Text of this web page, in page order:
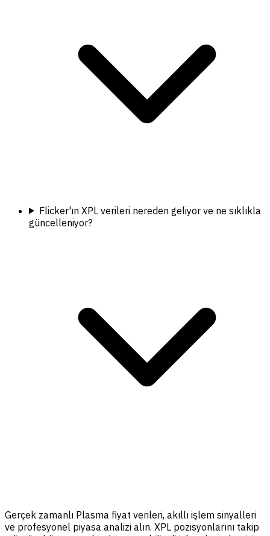
Flicker'ın XPL verileri nereden geliyor ve ne sıklıkla
güncelleniyor?
Gerçek zamanlı Plasma fiyat verileri, akıllı işlem sinyalleri
ve profesyonel piyasa analizi alın. XPL pozisyonlarını takip